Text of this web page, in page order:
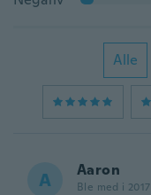
Alle
A Aaron
Ble med i 2017